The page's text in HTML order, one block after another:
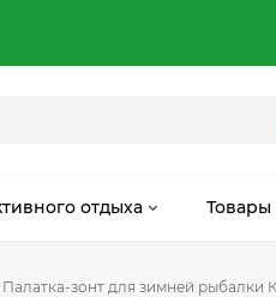
отдыха Товары
Палатка-зонт для зимней рыбалки